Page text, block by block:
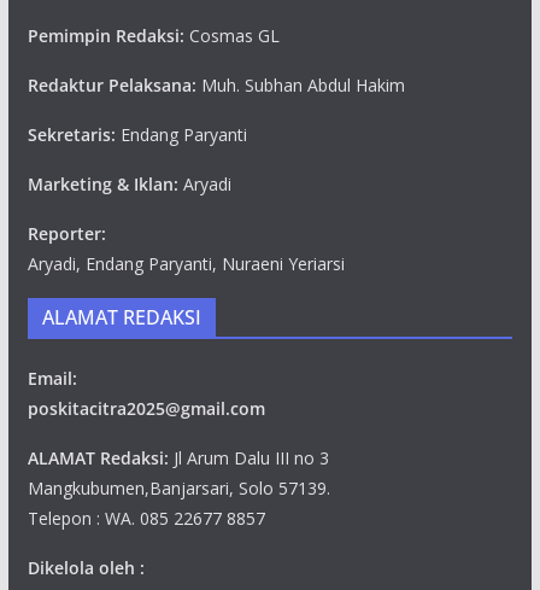
Pemimpin Redaksi: Cosmas GL
Redaktur Pelaksana: Muh. Subhan Abdul Hakim
Sekretaris: Endang Paryanti
Marketing & Iklan: Aryadi
Reporter:
Aryadi, Endang Paryanti, Nuraeni Yeriarsi
ALAMAT REDAKSI
Email:
poskitacitra2025@gmail.com
ALAMAT Redaksi: Jl Arum Dalu III no 3
Mangkubumen,Banjarsari, Solo 57139.
Telepon : WA. 085 22677 8857
Dikelola oleh :